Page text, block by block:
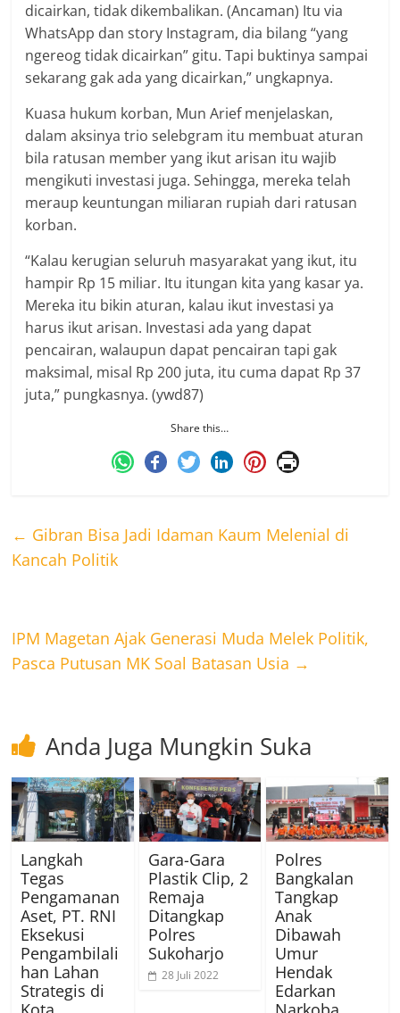
dicairkan, tidak dikembalikan. (Ancaman) Itu via
WhatsApp dan story Instagram, dia bilang “yang
ngereog tidak dicairkan” gitu. Tapi buktinya sampai
sekarang gak ada yang dicairkan,” ungkapnya.
Kuasa hukum korban, Mun Arief menjelaskan,
dalam aksinya trio selebgram itu membuat aturan
bila ratusan member yang ikut arisan itu wajib
mengikuti investasi juga. Sehingga, mereka telah
meraup keuntungan miliaran rupiah dari ratusan
korban.
“Kalau kerugian seluruh masyarakat yang ikut, itu
hampir Rp 15 miliar. Itu itungan kita yang kasar ya.
Mereka itu bikin aturan, kalau ikut investasi ya
harus ikut arisan. Investasi ada yang dapat
pencairan, walaupun dapat pencairan tapi gak
maksimal, misal Rp 200 juta, itu cuma dapat Rp 37
juta,” pungkasnya. (ywd87)
Share this…
← Gibran Bisa Jadi Idaman Kaum Melenial di
Kancah Politik
IPM Magetan Ajak Generasi Muda Melek Politik,
Pasca Putusan MK Soal Batasan Usia →
Anda Juga Mungkin Suka
Langkah
Tegas
Pengamanan
Aset, PT. RNI
Eksekusi
Pengambilali
han Lahan
Strategis di
Gara-Gara
Plastik Clip, 2
Remaja
Ditangkap
Polres
Sukoharjo
28 Juli 2022
Polres
Bangkalan
Tangkap
Anak
Dibawah
Umur
Hendak
Edarkan